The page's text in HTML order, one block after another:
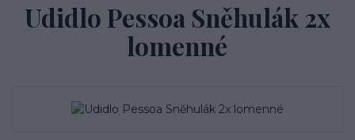
Udidlo Pessoa Sněhulák 2x
lomenné